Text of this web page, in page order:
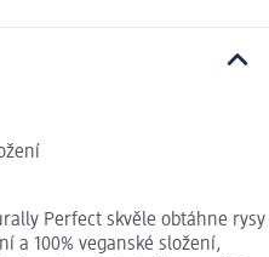
Perfect skvěle obtáhne rysy
a 100% veganské složení,